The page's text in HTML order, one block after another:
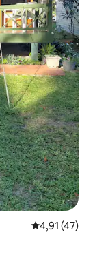
4,91 de uma
4,91 (47)